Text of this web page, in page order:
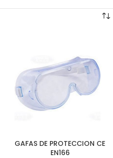
GAFAS DE PROTECCION CE
EN166